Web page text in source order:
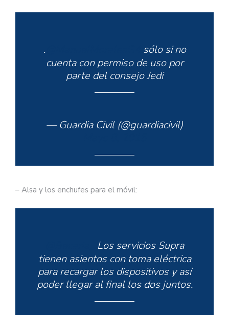
.@ManuelMoralesG4
sólo si no
cuenta con permiso de uso por
parte del consejo Jedi
— Guardia Civil (@guardiacivil)
– Alsa y los enchufes para el móvil:
Los servicios Supra
tienen asientos con toma eléctrica
para recargar los dispositivos y así
poder llegar al final los dos juntos.